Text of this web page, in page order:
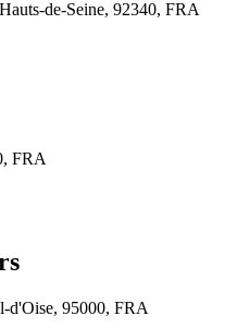
de-Seine, 92340, FRA
FRA
d'Oise, 95000, FRA